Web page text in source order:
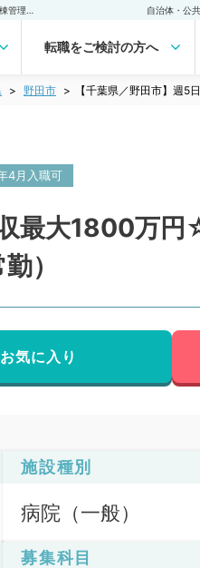
自治体・公
転職をご検討の方へ
野田市 【千葉県／野田市】週
4月入職可
収最大1800万
）
お気に入り
施設種別
病院（一般）
募集科目